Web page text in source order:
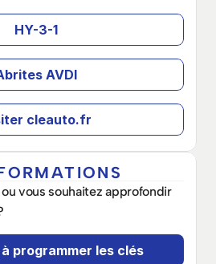
HY-3-1
AVDI
cleauto.fr
vous souhaitez approfondir
programmer les clés